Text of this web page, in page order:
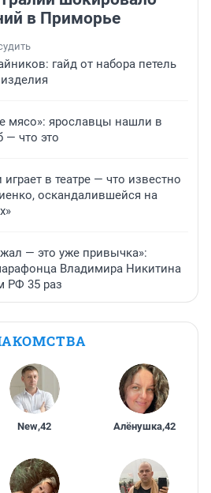
в Приморье
гайд от набора петель
мясо»: ярославцы нашли в
— что это
в театре — что известно
оскандалившейся на
— это уже привычка»:
Владимира Никитина
РФ 35 раз
New,42 Алёнушка,42